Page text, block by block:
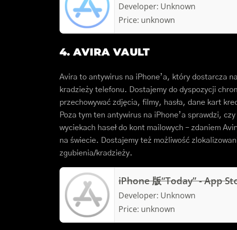
Developer: Unknown
Price: unknown
4. AVIRA VAULT
Avira to antywirus na iPhone’a, który dostarcza
kradzieży telefonu. Dostajemy do dyspozycji
przechowywać zdjęcia, filmy, hasła, dane kart
Poza tym ten antywirus na iPhone’a sprawdzi,
wyciekach haseł do kont mailowych – zdaniem
na świecie. Dostajemy też możliwość
zgubienia/kradzieży.
iPhone 版“Today” - App
Developer: Unknown
Price: unknown